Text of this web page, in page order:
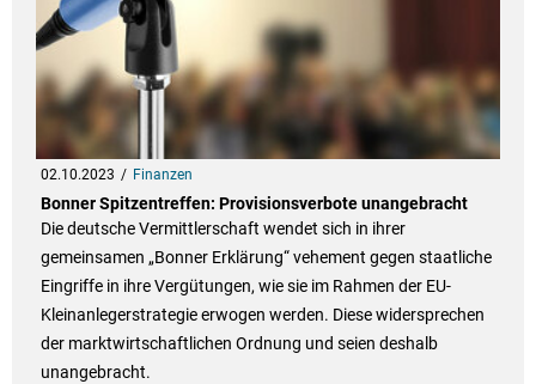
02.10.2023 Finanzen
Bonner Spitzentreffen: Provisionsverbote unangebracht
Die deutsche Vermittlerschaft wendet sich in ihrer
gemeinsamen „Bonner Erklärung“ vehement gegen staatliche
Eingriffe in ihre Vergütungen, wie sie im Rahmen der EU-
Kleinanlegerstrategie erwogen werden. Diese widersprechen
der marktwirtschaftlichen Ordnung und seien deshalb
unangebracht.